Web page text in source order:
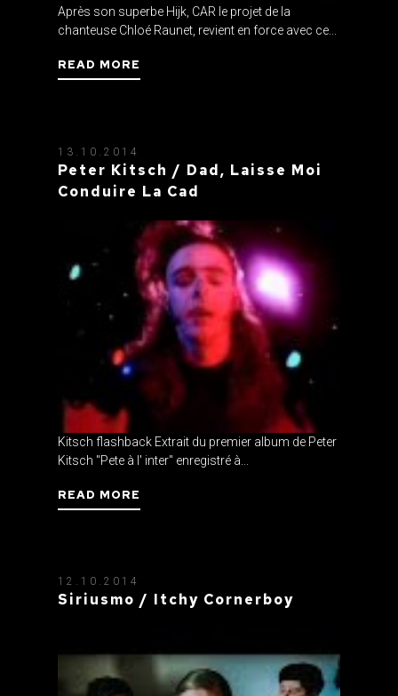
Après son superbe Hijk, CAR le projet de la
chanteuse Chloé Raunet, revient en force avec ce...
READ MORE
13.10.2014
Peter Kitsch / Dad, Laisse Moi
Conduire La Cad
Kitsch flashback Extrait du premier album de Peter
Kitsch "Pete à l' inter" enregistré à...
READ MORE
12.10.2014
Siriusmo / Itchy Cornerboy